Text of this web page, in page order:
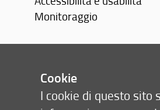
Monitoraggio
Area personale
Cookie
I cookie di questo sito